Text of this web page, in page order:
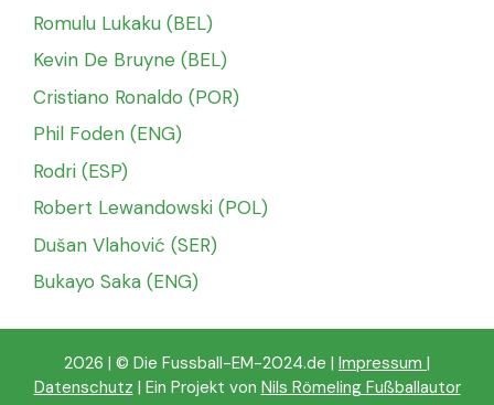
Romulu Lukaku (BEL)
Kevin De Bruyne (BEL)
Cristiano Ronaldo (POR)
Phil Foden (ENG)
Rodri (ESP)
Robert Lewandowski (POL)
Dušan Vlahović (SER)
Bukayo Saka (ENG)
2026 | © Die Fussball-EM-2024.de | Impressum |
Datenschutz | Ein Projekt von Nils Römeling Fußballautor